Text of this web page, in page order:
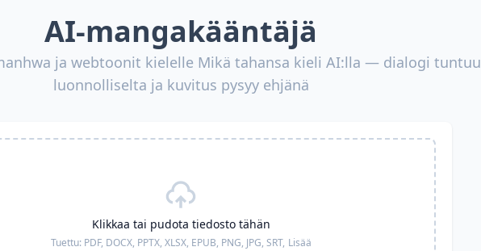
AI-mangakääntäjä
ja webtoonit kielelle Mikä tahansa kieli AI:lla — dialogi tuntuu
luonnolliselta ja kuvitus pysyy ehjänä
Klikkaa tai pudota tiedosto tähän
Tuettu: PDF, DOCX, PPTX, XLSX, EPUB, PNG, JPG, SRT, Lisää